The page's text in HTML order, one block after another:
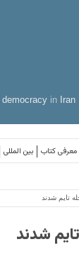
democracy in Iran
بین المللی معرفی کتاب
تایم شدند
شدند